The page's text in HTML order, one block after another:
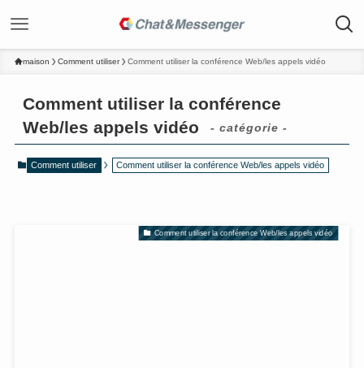
maison Comment utiliser Comment utiliser la conférence Web/les appels vidéo
Comment utiliser la conférence
Web/les appels vidéo
- catégorie -
Comment utiliser Comment utiliser la conférence Web/les appels vidéo
Comment utiliser la conférence Web/les appels vidéo